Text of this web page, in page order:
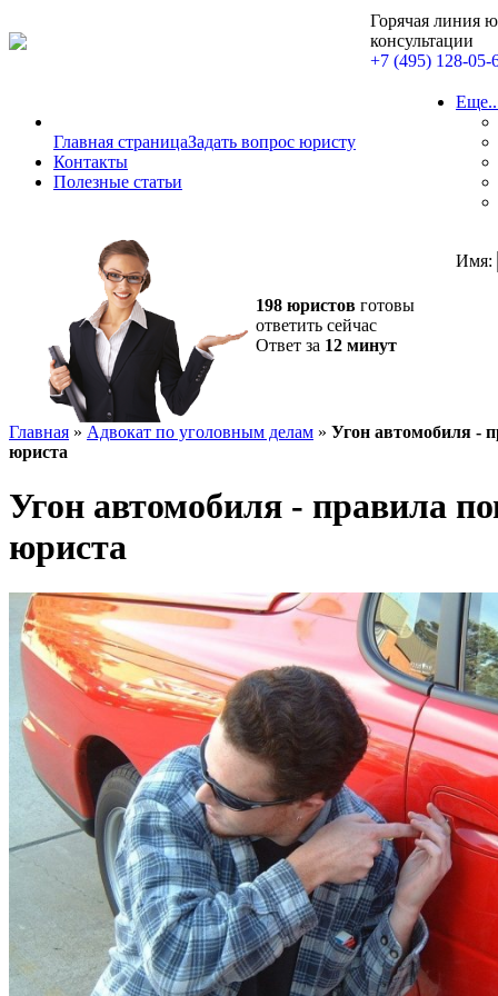
Горячая линия
консультации
+7 (495) 128-05-
Главная страницаЗадать вопрос юристу
Контакты
Полезные статьи
198 юристов готовы
ответить сейчас
Ответ за 12 минут
Имя:
Главная » Адвокат по уголовным делам » Угон автомобиля -
юриста
Угон автомобиля - правила
юриста